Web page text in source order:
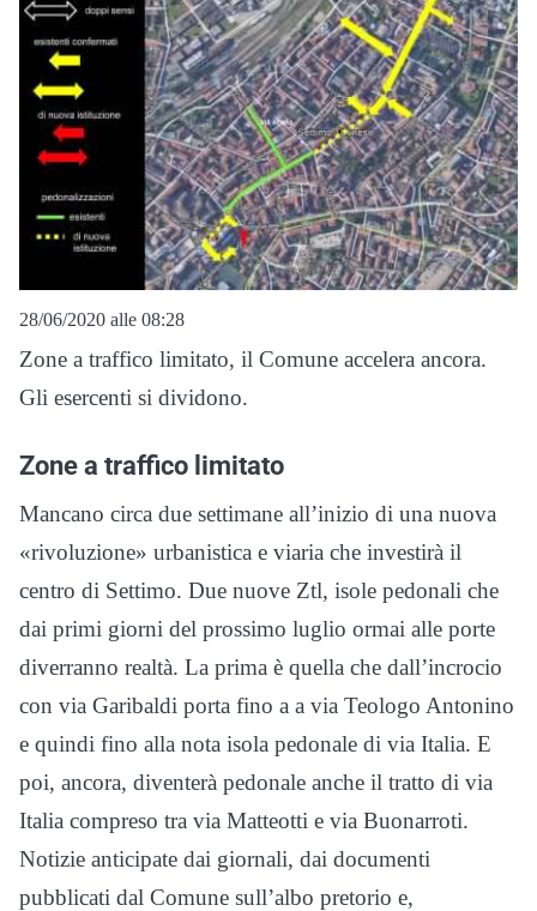
28/06/2020 alle 08:28
Zone a traffico limitato, il Comune accelera ancora.
Gli esercenti si dividono.
Zone a traffico limitato
Mancano circa due settimane all’inizio di una nuova
«rivoluzione» urbanistica e viaria che investirà il
centro di Settimo. Due nuove Ztl, isole pedonali che
dai primi giorni del prossimo luglio ormai alle porte
diverranno realtà. La prima è quella che dall’incrocio
con via Garibaldi porta fino a a via Teologo Antonino
e quindi fino alla nota isola pedonale di via Italia. E
poi, ancora, diventerà pedonale anche il tratto di via
Italia compreso tra via Matteotti e via Buonarroti.
Notizie anticipate dai giornali, dai documenti
pubblicati dal Comune sull’albo pretorio e,